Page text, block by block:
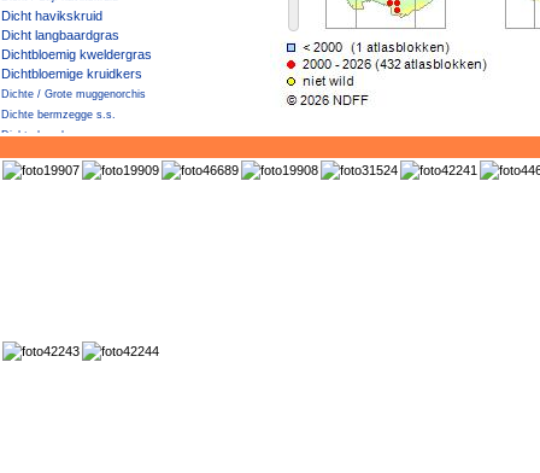
Dicht havikskruid
Dicht langbaardgras
Dichtbloemig kweldergras
Dichtbloemige kruidkers
Dichte / Grote muggenorchis
Dichte bermzegge s.s.
Dichte haagbraam
Dichte veldbies
Doffe ereprijs